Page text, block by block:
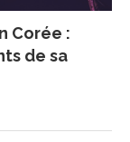
Corée :
de sa